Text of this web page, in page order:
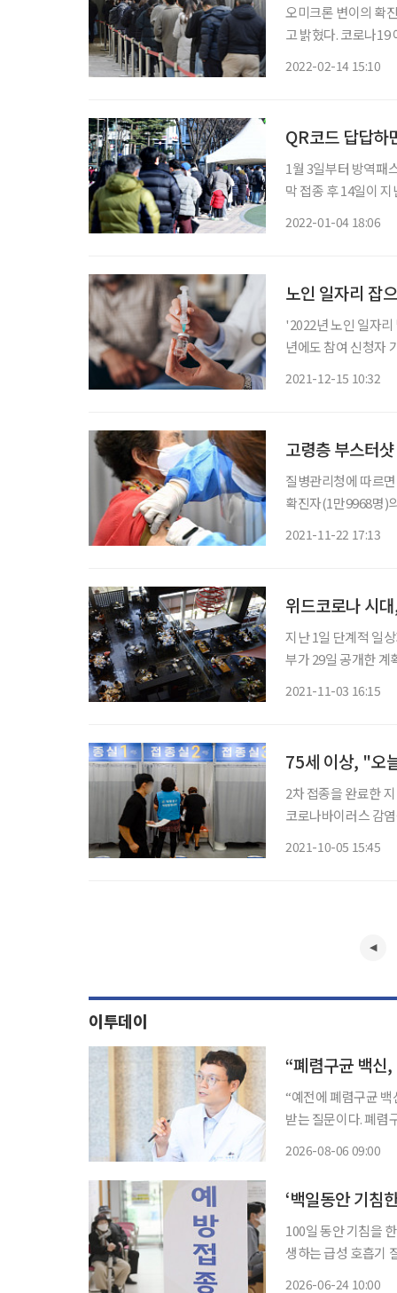
오미크론 변이의 확
고 밝혔다. 코로나
2022-02-14 15:10
QR코드 답답
1월 3일부터 방역패
막 접종 후 14일이
2022-01-04 18:06
노인 일자리 잡
'2022년 노인 일자
년에도 참여 신청자
2021-12-15 10:32
고령층 부스터
질병관리청에 따르
확진자(1만9968명)
2021-11-22 17:13
위드코로나 시
지난 1일 단계적 일
부가 29일 공개한 계
2021-11-03 16:15
75세 이상, "오
2차 접종을 완료한
코로나바이러스 감
2021-10-05 15:45
이투데이
“폐렴구균 백
“예전에 폐렴구균 백신을 맞았는
받는 질문이다. 폐렴
2026-08-06 09:00
‘백일동안 기침
100일 동안 기침을
생하는 급성 호흡기
2026-06-24 10:00